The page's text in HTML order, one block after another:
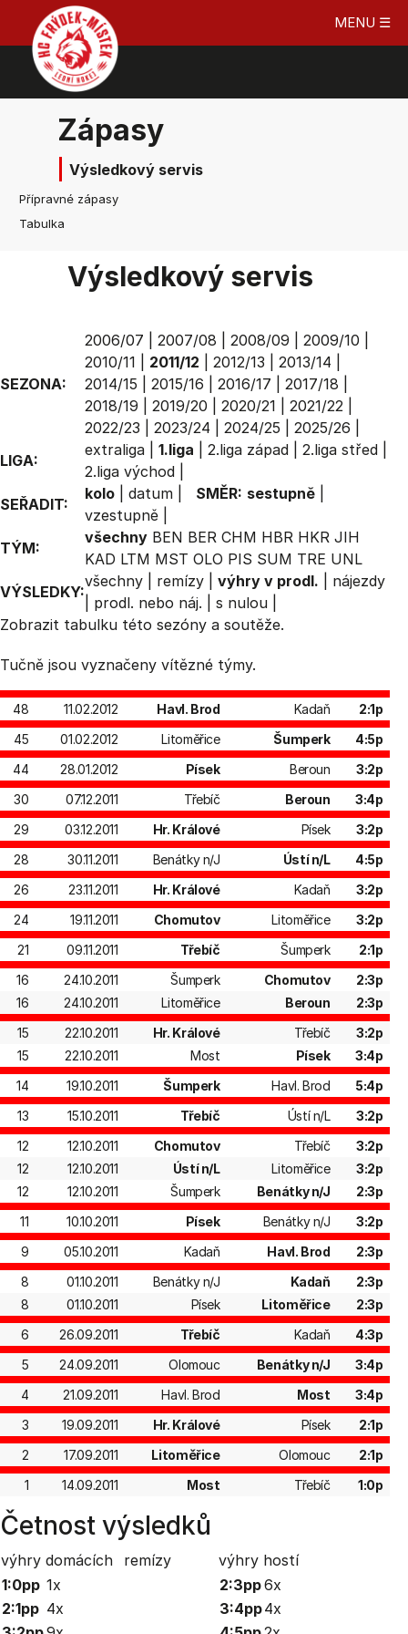
MENU ☰
Zápasy
Výsledkový servis
Přípravné zápasy
Tabulka
Výsledkový servis
SEZONA:
2006/07 2007/08 2008/09 2009/10
2010/11
2011/12 2012/13 2013/14
2014/15
2015/16 2016/17 2017/18
2018/19
2019/20 2020/21 2021/22
2022/23
2023/24 2024/25 2025/26
LIGA:
extraliga 1.liga 2.liga západ 2.liga střed
2.liga východ
SEŘADIT:
kolo datum SMĚR: sestupně
vzestupně
TÝM:
všechny BEN BER CHM HBR HKR JIH
KAD LTM MST OLO PIS SUM TRE UNL
VÝSLEDKY:
všechny remízy výhry v prodl.
nájezdy
prodl. nebo náj. s nulou
Zobrazit tabulku této sezóny a soutěže.
Tučně jsou vyznačeny vítězné týmy.
48 11.02.2012 Havl. Brod Kadaň
2:1p
45
01.02.2012 Litoměřice Šumperk
4:5p
44
28.01.2012 Písek Beroun
3:2p
30
07.12.2011 Třebíč Beroun
3:4p
29
03.12.2011 Hr. Králové Písek
3:2p
28
30.11.2011 Benátky n/J Ústí n/L
4:5p
26
23.11.2011 Hr. Králové Kadaň
3:2p
24
19.11.2011 Chomutov Litoměřice
3:2p
21
09.11.2011 Třebíč Šumperk
2:1p
16
24.10.2011 Šumperk Chomutov
2:3p
16
24.10.2011 Litoměřice Beroun
2:3p
15
22.10.2011 Hr. Králové Třebíč
3:2p
15
22.10.2011 Most Písek
3:4p
14
19.10.2011 Šumperk Havl. Brod
5:4p
13
15.10.2011 Třebíč Ústí n/L
3:2p
12
12.10.2011 Chomutov Třebíč
3:2p
12
12.10.2011 Ústí n/L Litoměřice
3:2p
12
12.10.2011 Šumperk Benátky n/J
2:3p
11
10.10.2011 Písek Benátky n/J
3:2p
9
05.10.2011 Kadaň Havl. Brod
2:3p
8
01.10.2011 Benátky n/J Kadaň
2:3p
8
01.10.2011 Písek Litoměřice
2:3p
6
26.09.2011 Třebíč Kadaň
4:3p
5
24.09.2011 Olomouc Benátky n/J
3:4p
4
21.09.2011 Havl. Brod Most
3:4p
3
19.09.2011 Hr. Králové Písek
2:1p
2
17.09.2011 Litoměřice Olomouc
2:1p
1
14.09.2011 Most Třebíč 1:0p
Četnost výsledků
výhry domácích remízy výhry hostí
1:0pp 1x
2:1pp 4x
2:3pp6x
3:4pp4x